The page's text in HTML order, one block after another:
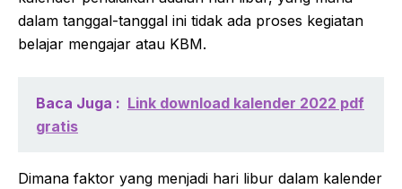
dalam tanggal-tanggal ini tidak ada proses kegiatan
belajar mengajar atau KBM.
Baca Juga : Link download kalender 2022 pdf
gratis
Dimana faktor yang menjadi hari libur dalam kalender